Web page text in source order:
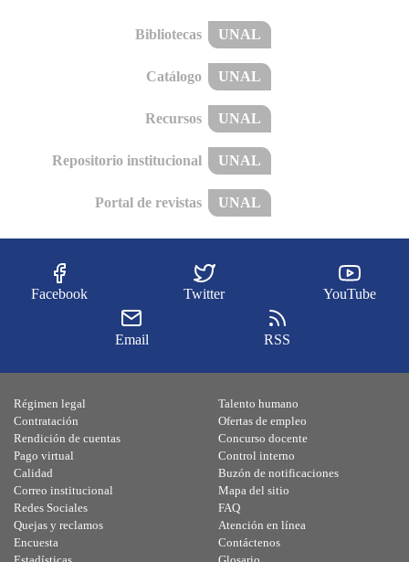
Bibliotecas UNAL
Catálogo UNAL
Recursos UNAL
Repositorio institucional UNAL
Portal de revistas UNAL
Facebook Twitter YouTube
Email RSS
Régimen legal
Contratación
Rendición de cuentas
Pago virtual
Calidad
Talento humano
Ofertas de empleo
Concurso docente
Control interno
Buzón de notificaciones
Correo institucional
Redes Sociales
Quejas y reclamos
Encuesta
Mapa del sitio
FAQ
Atención en línea
Contáctenos